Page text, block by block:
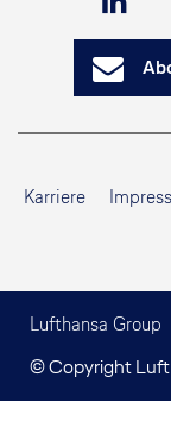
Karriere
© Copyright
Lufthansa Group